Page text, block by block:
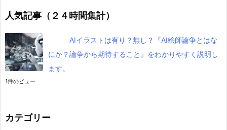
人気記事（２４時間集計）
AIイラストは有り？無し？『AI絵師論争とはな
にか？論争から期待すること』をわかりやすく説明し
ます。
1件のビュー
カテゴリー